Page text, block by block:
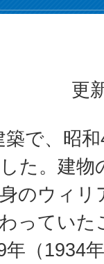
更
で、昭
た。建物
のウィ
ってい
（1934